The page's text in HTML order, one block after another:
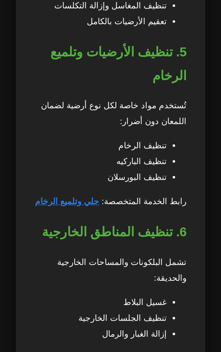
تنظيف المغاسل وإزالة التكلسات
تعقيم الأرضيات بالكامل
5. تنظيف الأرضيات وتلميع
الرخام
تُستخدم مواد خاصة لكل نوع أرضية لضمان
اللمعان دون أضرار:
تنظيف الرخام
تنظيف الباركيه
تنظيف البورسلان
رابط الخدمة المتخصصة: جلي وتلميع الرخام
6. تنظيف المناطق الخارجية
تشمل البلكونات والمساحات الخارجية
والحديقة:
غسيل البلاط
تنظيف الجلسات الخارجية
إزالة الغبار والرمال